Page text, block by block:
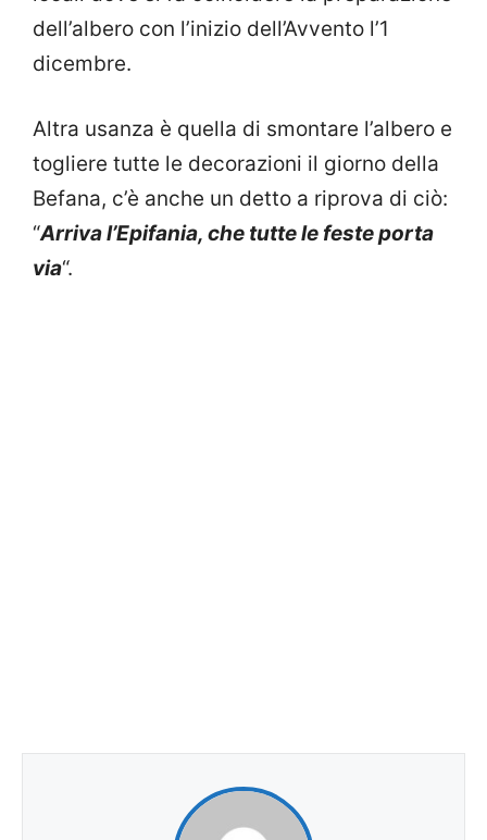
dell’albero con l’inizio dell’Avvento l’1
dicembre.
Altra usanza è quella di smontare l’albero e
togliere tutte le decorazioni il giorno della
Befana, c’è anche un detto a riprova di ciò:
“Arriva l’Epifania, che tutte le feste porta
via“.